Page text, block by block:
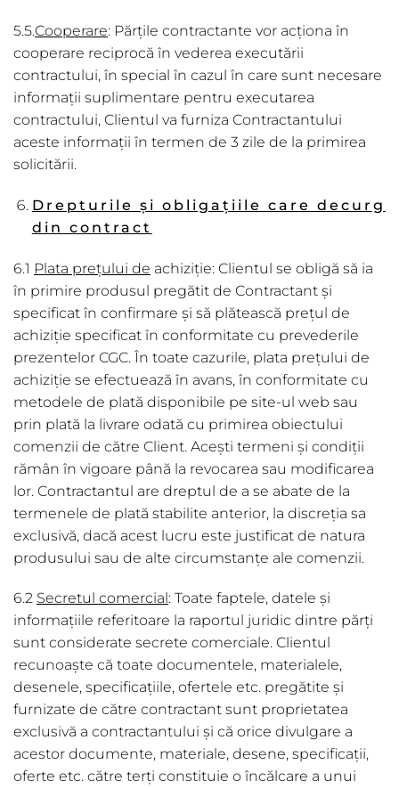
5.5.Cooperare: Părțile contractante vor acționa în
cooperare reciprocă în vederea executării
contractului, în special în cazul în care sunt necesare
informații suplimentare pentru executarea
contractului, Clientul va furniza Contractantului
aceste informații în termen de 3 zile de la primirea
solicitării.
Drepturile și obligațiile care decurg
din contract
6.1 Plata prețului de achiziție: Clientul se obligă să ia
în primire produsul pregătit de Contractant și
specificat în confirmare și să plătească prețul de
achiziție specificat în conformitate cu prevederile
prezentelor CGC. În toate cazurile, plata prețului de
achiziție se efectuează în avans, în conformitate cu
metodele de plată disponibile pe site-ul web sau
prin plată la livrare odată cu primirea obiectului
comenzii de către Client. Acești termeni și condiții
rămân în vigoare până la revocarea sau modificarea
lor. Contractantul are dreptul de a se abate de la
termenele de plată stabilite anterior, la discreția sa
exclusivă, dacă acest lucru este justificat de natura
produsului sau de alte circumstanțe ale comenzii.
6.2 Secretul comercial : Toate faptele, datele și
informațiile referitoare la raportul juridic dintre părți
sunt considerate secrete comerciale. Clientul
recunoaște că toate documentele, materialele,
desenele, specificațiile, ofertele etc. pregătite și
furnizate de către contractant sunt proprietatea
exclusivă a contractantului și că orice divulgare a
acestor documente, materiale, desene, specificații,
oferte etc. către terți constituie o încălcare a unui